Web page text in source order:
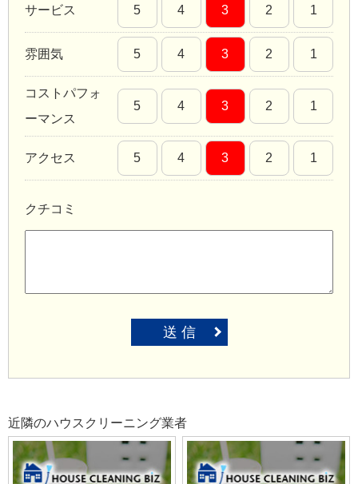
サービス 5 4 3 2 1
雰囲気 5 4 3 2 1
コストパフォ
ーマンス
5 4 3 2 1
アクセス 5 4 3 2 1
クチコミ
送 信
近隣のハウスクリーニング業者